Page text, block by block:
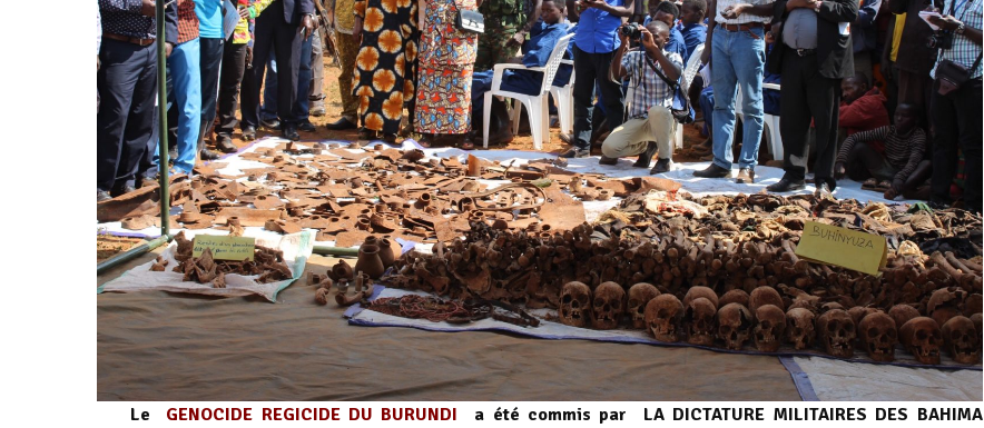
Le GENOCIDE REGICIDE DU BURUNDI a été commis par LA DICTATURE MILITAIRES DES BAHIMA